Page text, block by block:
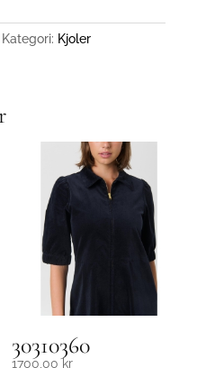
Kategori: Kjoler
30310360
1700,00kr